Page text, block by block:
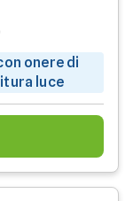
onere di
luce